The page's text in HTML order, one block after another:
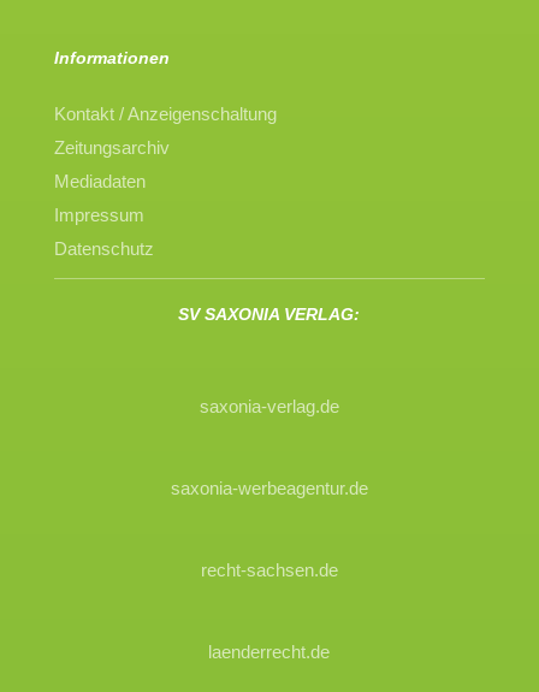
Informationen
Kontakt / Anzeigenschaltung
Zeitungsarchiv
Mediadaten
Impressum
Datenschutz
SV SAXONIA VERLAG:
saxonia-verlag.de
saxonia-werbeagentur.de
recht-sachsen.de
laenderrecht.de